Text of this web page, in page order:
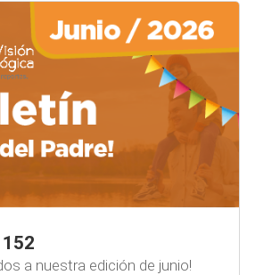
a nuestra edición de junio!